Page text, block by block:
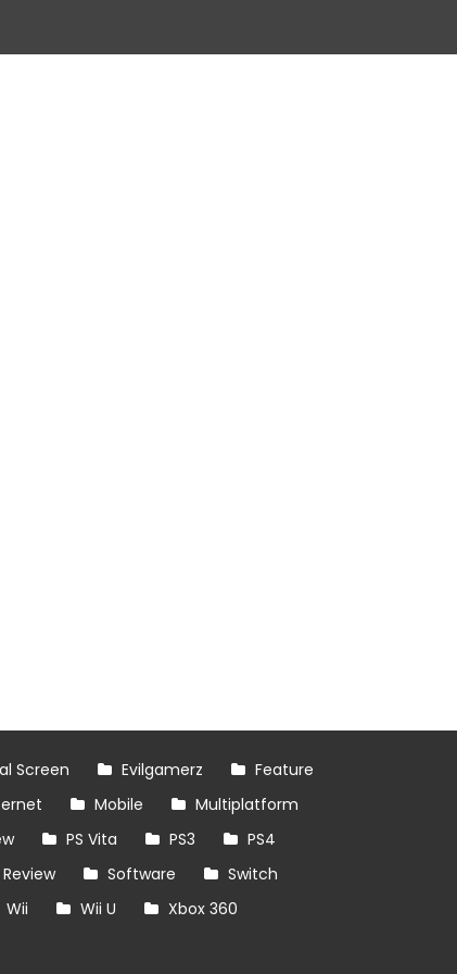
Screen Evilgamerz
Feature
Mobile
Multiplatform
PS Vita PS3
PS4
Review Software
Switch
Wii Wii U
Xbox 360